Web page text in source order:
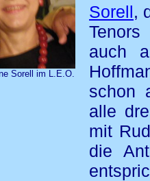
Sorell im L.E.O.
Sorell,
auch
schon
alle
mit
die